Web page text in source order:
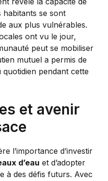
habitants se sont
aux plus vulnérables.
ont vu le jour,
peut se mobiliser
mutuel a permis de
pendant cette
et avenir
l’importance d’investir
d’eau et d’adopter
à des défis futurs. Avec